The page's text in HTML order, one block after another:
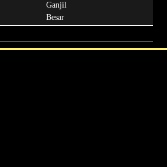
Ganjil
Besar